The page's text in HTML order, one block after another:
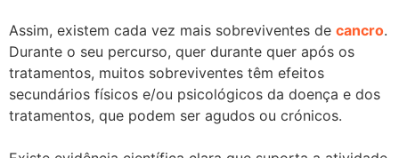
Assim, existem cada vez mais sobreviventes de cancro.
Durante o seu percurso, quer durante quer após os
tratamentos, muitos sobreviventes têm efeitos
secundários físicos e/ou psicológicos da doença e dos
tratamentos, que podem ser agudos ou crónicos.